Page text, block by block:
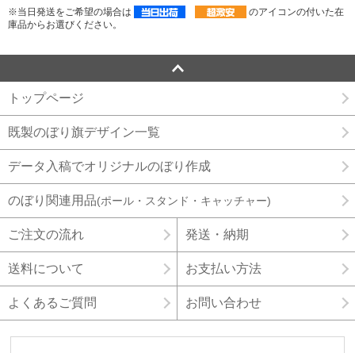
※当日発送をご希望の場合は
のアイコンの付いた在
庫品からお選びください。
トップページ
既製のぼり旗デザイン一覧
データ入稿でオリジナルのぼり作成
のぼり関連用品(ポール・スタンド・キャッチャー)
ご注文の流れ 発送・納期
送料について お支払い方法
よくあるご質問 お問い合わせ